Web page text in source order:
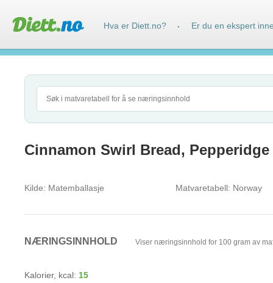
Cinnamon Swirl Bread, Pepperidge
Kilde: Matemballasje Matvaretabell: Norway
NÆRINGSINNHOLD Viser næringsinnhold for 100 gram av
Kalorier, kcal: 15
Hva er Diett.no? · Er du en ekspert